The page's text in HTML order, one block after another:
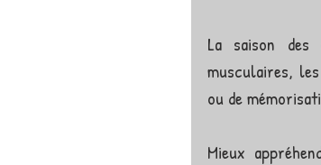
La saison des
musculaires,
ou de
Mieux